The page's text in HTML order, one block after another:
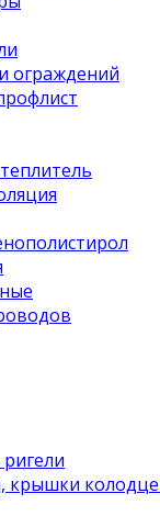
ограждений
крышки